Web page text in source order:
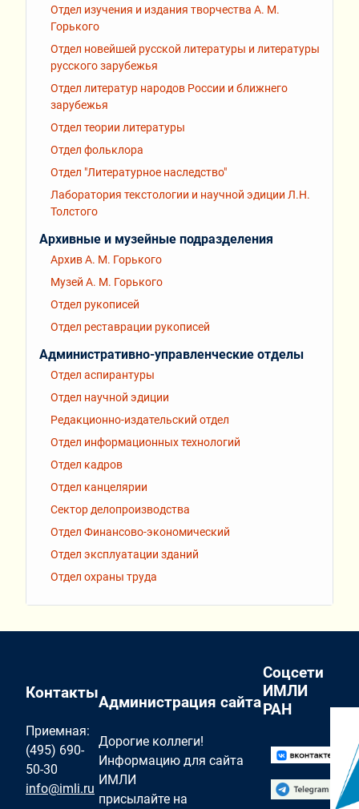
Отдел изучения и издания творчества А. М.
Горького
Отдел новейшей русской литературы и литературы
русского зарубежья
Отдел литератур народов России и ближнего
зарубежья
Отдел теории литературы
Отдел фольклора
Отдел "Литературное наследство"
Лаборатория текстологии и научной эдиции Л.Н.
Толстого
Архивные и музейные подразделения
Архив А. М. Горького
Музей А. М. Горького
Отдел рукописей
Отдел реставрации рукописей
Административно-управленческие отделы
Отдел аспирантуры
Отдел научной эдиции
Редакционно-издательский отдел
Отдел информационных технологий
Отдел кадров
Отдел канцелярии
Сектор делопроизводства
Отдел Финансово-экономический
Отдел эксплуатации зданий
Отдел охраны труда
Контакты
Приемная:
(495) 690-
50-30
info@imli.ru
Администрация сайта
Дорогие коллеги!
Информацию для сайта
ИМЛИ
присылайте на
Соцсети
ИМЛИ
РАН